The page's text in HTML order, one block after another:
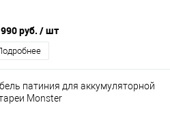
руб. / шт
патиния для аккумуляторной
Monster